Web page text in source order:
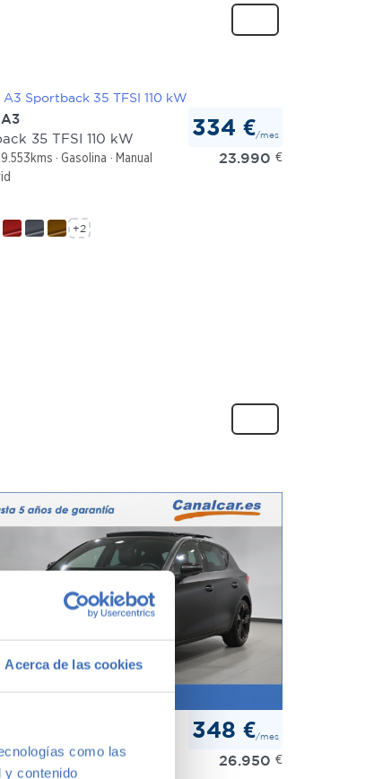
Acerca de las cookies
como las
y contenido
35 TFSI 110 kW
Gasolina
Manual
334 €/mes
23.990 €
+2
Híbrido
Automático
348 €/mes
26.950 €